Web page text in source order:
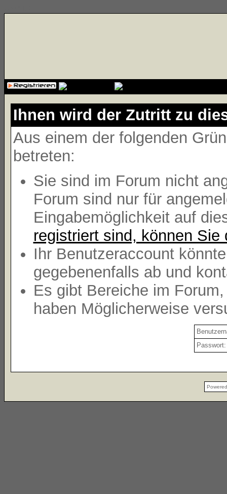
Ihnen wird der Zutritt zu
Aus einem der folgenden
betreten:
Sie sind im Forum nicht
Forum sind nur für
Eingabemöglichkeit auf
registriert sind, können Sie
Ihr Benutzeraccount
gegebenenfalls ab und
Es gibt Bereiche im
haben Möglicherweise
Passwort: